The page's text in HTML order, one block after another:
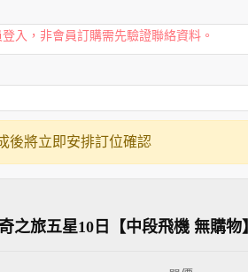
入，非會員訂購需先驗證聯絡資料。
後將立即安排訂位確認
之旅五星10日【中段飛機 無購物